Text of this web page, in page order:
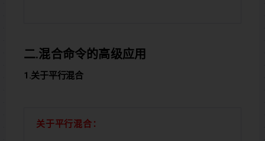
二.混合命令的高级应用
1.关于平行混合
关于平行混合：